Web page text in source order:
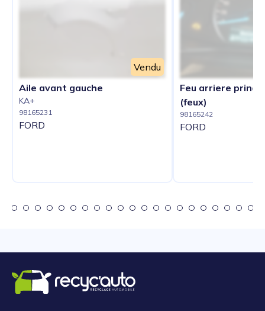
Vendu
Aile avant gauche
KA+
98165231
FORD
Feu arriere
(feux)
98165242
FORD